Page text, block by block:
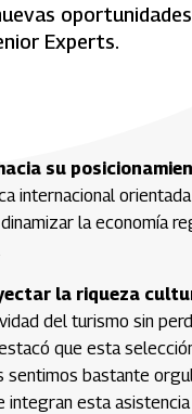
Experts.
su
internacional
la economía
la riqueza
del turismo sin
que esta
bastante
esta